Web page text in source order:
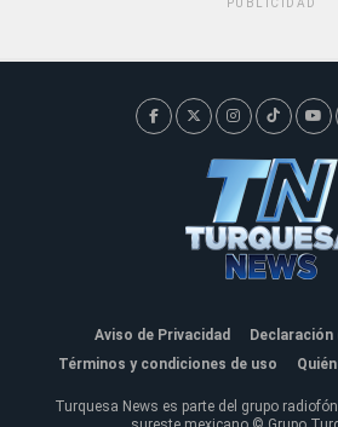
Aviso de Privacidad
Declaración
Términos y condiciones de uso
Turquesa News es parte del grupo